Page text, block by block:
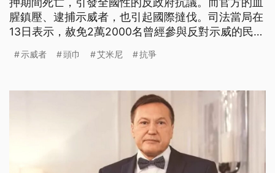
腥鎮壓、逮捕示威者，也引起國際撻伐。司法當局在
13日表示，赦免2萬2000名曾經參與反對示威的民
示威者 頭巾 艾米尼 抗爭